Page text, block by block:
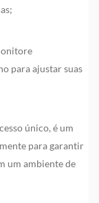
para ajustar suas
único, é um
para garantir
um ambiente de